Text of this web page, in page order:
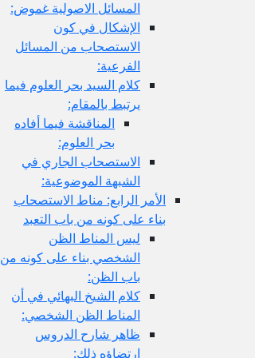
المسائل الاصولية غموض:
الإشكال في كون
الاستصحاب من المسائل
الفرعية:
كلام السيد بحر العلوم فيما
يرتبط بالمقام:
المناقشة فيما أفاده
بحر العلوم:
الاستصحاب الجاري في
الشبهة الموضوعية:
الأمر الرابع: مناط الاستصحاب
بناء على كونه من باب التعبد
ليس المناط الظن
الشخصي بناء على كونه من
باب الظن:
كلام الشيخ البهائي في أن
المناط الظن الشخصي:
ظاهر شارح الدروس
ارتضاؤه ذلك: